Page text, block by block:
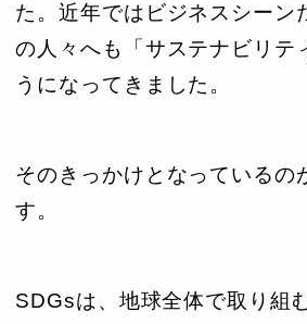
た。近年ではビジネスシーン
の人々へも「サステナビリテ
うになってきました。
そのきっかけとなっているの
す。
SDGsは、地球全体で取り組